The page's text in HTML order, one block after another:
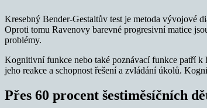
Kresebný Bender-Gestaltův test je metoda vývojové
Oproti tomu Ravenovy barevné progresivní matice
problémy.
Kognitivní funkce nebo také poznávací funkce patří
jeho reakce a schopnost řešení a zvládání úkolů.
Přes 60 procent šestiměsíčních